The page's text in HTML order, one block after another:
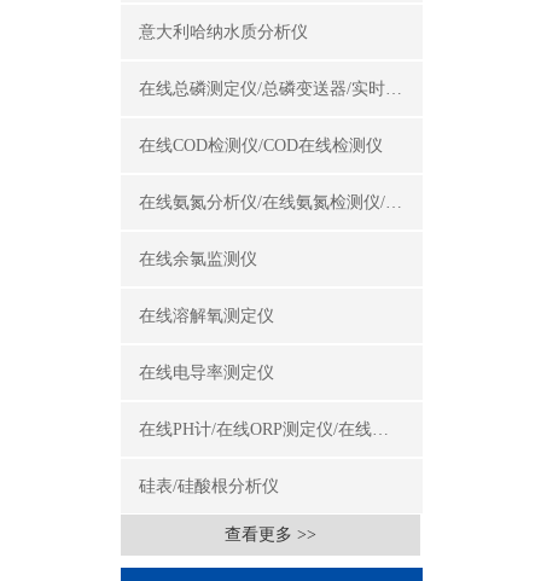
意大利哈纳水质分析仪
在线总磷测定仪/总磷变送器/实时总磷监测仪
在线COD检测仪/COD在线检测仪
在线氨氮分析仪/在线氨氮检测仪/氨氮变送器
在线余氯监测仪
在线溶解氧测定仪
在线电导率测定仪
在线PH计/在线ORP测定仪/在线酸碱度计
硅表/硅酸根分析仪
查看更多 >>